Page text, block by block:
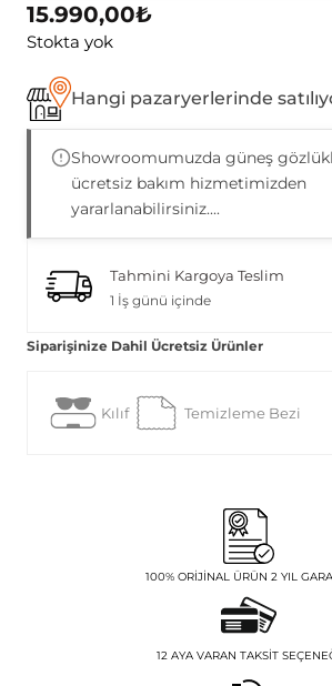
15.990,00₺
Stokta yok
Hangi pazaryerlerinde
Showroomumuzda güneş
ücretsiz bakım hizmetimizden
yararlanabilirsiniz....
Tahmini Kargoya Teslim
1 İş günü içinde
Siparişinize Dahil Ücretsiz Ürünler
Kılıf Temizleme Bezi
100% ORIJINAL ÜRÜN 2 YIL
12 AYA VARAN TAKSIT